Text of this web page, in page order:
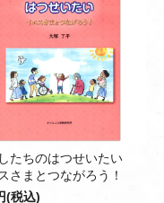
たちのはつせいたい
さまとつながろう！
(税込)